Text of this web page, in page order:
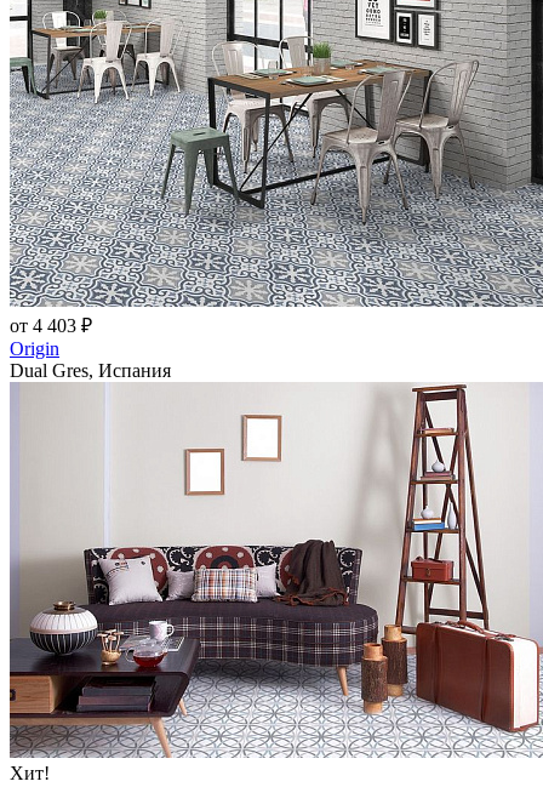
от 4 403 ₽
Origin
Dual Gres, Испания
Хит!